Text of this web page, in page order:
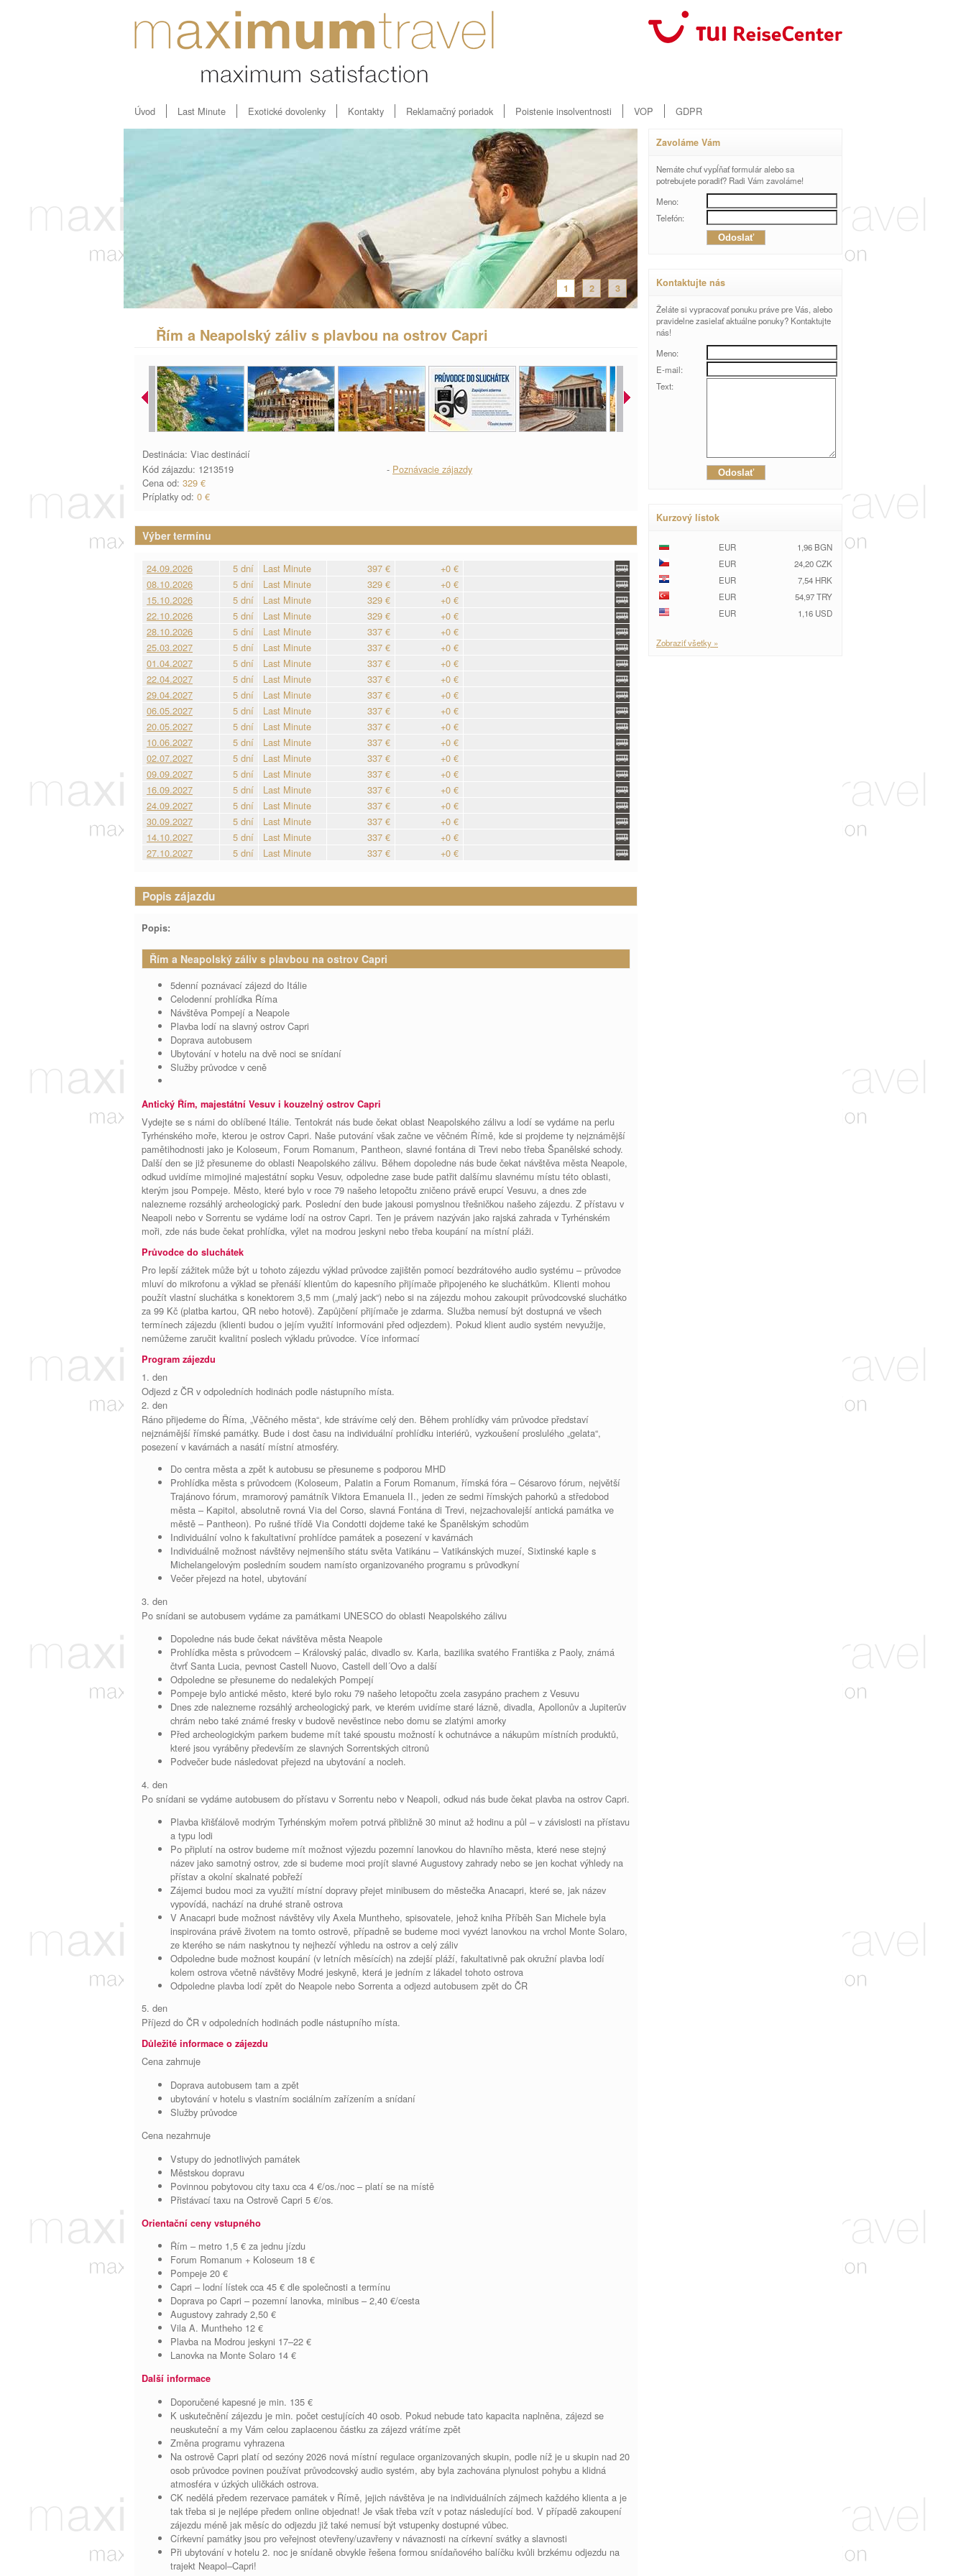
Úvod Last Minute Exotické dovolenky Kontakty Reklamačný poriadok Poistenie insolventnosti VOP GDPR
1 2 3
Řím a Neapolský záliv s plavbou na ostrov Capri
Destinácia: Viac destinácií
Kód zájazdu: 1213519
Cena od: 329 €
Príplatky od: 0 €
- Poznávacie zájazdy
Výber termínu
24.09.2026 5 dní Last Minute 397 €
+0 €
08.10.2026
5 dní Last Minute 329 €
+0 €
15.10.2026
5 dní Last Minute 329 €
+0 €
22.10.2026
5 dní Last Minute 329 €
+0 €
28.10.2026
5 dní Last Minute 337 €
+0 €
25.03.2027
5 dní Last Minute 337 €
+0 €
01.04.2027
5 dní Last Minute 337 €
+0 €
22.04.2027
5 dní Last Minute 337 €
+0 €
29.04.2027
5 dní Last Minute 337 €
+0 €
06.05.2027
5 dní Last Minute 337 €
+0 €
20.05.2027
5 dní Last Minute 337 €
+0 €
10.06.2027
5 dní Last Minute 337 €
+0 €
02.07.2027
5 dní Last Minute 337 €
+0 €
09.09.2027
5 dní Last Minute 337 €
+0 €
16.09.2027
5 dní Last Minute 337 €
+0 €
24.09.2027
5 dní Last Minute 337 €
+0 €
30.09.2027
5 dní Last Minute 337 €
+0 €
14.10.2027
5 dní Last Minute 337 €
+0 €
27.10.2027
5 dní Last Minute 337 € +0 €
Popis zájazdu
Popis:
Řím a Neapolský záliv s plavbou na ostrov Capri
5denní poznávací zájezd do Itálie
Celodenní prohlídka Říma
Návštěva Pompejí a Neapole
Plavba lodí na slavný ostrov Capri
Doprava autobusem
Ubytování v hotelu na dvě noci se snídaní
Služby průvodce v ceně
Antický Řím, majestátní Vesuv i kouzelný ostrov Capri
Vydejte se s námi do oblíbené Itálie. Tentokrát nás bude čekat oblast Neapolského zálivu a lodí se vydáme na perlu
Tyrhénského moře, kterou je ostrov Capri. Naše putování však začne ve věčném Římě, kde si projdeme ty nejznámější
pamětihodnosti jako je Koloseum, Forum Romanum, Pantheon, slavné fontána di Trevi nebo třeba Španělské schody.
Další den se již přesuneme do oblasti Neapolského zálivu. Během dopoledne nás bude čekat návštěva města Neapole,
odkud uvidíme mimojiné majestátní sopku Vesuv, odpoledne zase bude patřit dalšímu slavnému místu této oblasti,
kterým jsou Pompeje. Město, které bylo v roce 79 našeho letopočtu zničeno právě erupcí Vesuvu, a dnes zde
nalezneme rozsáhlý archeologický park. Poslední den bude jakousi pomyslnou třešničkou našeho zájezdu. Z přístavu v
Neapoli nebo v Sorrentu se vydáme lodí na ostrov Capri. Ten je právem nazýván jako rajská zahrada v Tyrhénském
moři, zde nás bude čekat prohlídka, výlet na modrou jeskyni nebo třeba koupání na místní pláži.
Průvodce do sluchátek
Pro lepší zážitek může být u tohoto zájezdu výklad průvodce zajištěn pomocí bezdrátového audio systému – průvodce
mluví do mikrofonu a výklad se přenáší klientům do kapesního přijímače připojeného ke sluchátkům. Klienti mohou
použít vlastní sluchátka s konektorem 3,5 mm („malý jack“) nebo si na zájezdu mohou zakoupit průvodcovské sluchátko
za 99 Kč (platba kartou, QR nebo hotově). Zapůjčení přijímače je zdarma. Služba nemusí být dostupná ve všech
termínech zájezdu (klienti budou o jejím využití informováni před odjezdem). Pokud klient audio systém nevyužije,
nemůžeme zaručit kvalitní poslech výkladu průvodce. Více informací
Program zájezdu
1. den
Odjezd z ČR v odpoledních hodinách podle nástupního místa.
2. den
Ráno přijedeme do Říma, „Věčného města“, kde strávíme celý den. Během prohlídky vám průvodce představí
nejznámější římské památky. Bude i dost času na individuální prohlídku interiérů, vyzkoušení proslulého „gelata“,
posezení v kavárnách a nasátí místní atmosféry.
Do centra města a zpět k autobusu se přesuneme s podporou MHD
Prohlídka města s průvodcem (Koloseum, Palatin a Forum Romanum, římská fóra – Césarovo fórum, největší
Trajánovo fórum, mramorový památník Viktora Emanuela II., jeden ze sedmi římských pahorků a středobod
města – Kapitol, absolutně rovná Via del Corso, slavná Fontána di Trevi, nejzachovalejší antická památka ve
městě – Pantheon). Po rušné třídě Via Condotti dojdeme také ke Španělským schodům
Individuální volno k fakultativní prohlídce památek a posezení v kavárnách
Individuálně možnost návštěvy nejmenšího státu světa Vatikánu – Vatikánských muzeí, Sixtinské kaple s
Michelangelovým posledním soudem namísto organizovaného programu s průvodkyní
Večer přejezd na hotel, ubytování
3. den
Po snídani se autobusem vydáme za památkami UNESCO do oblasti Neapolského zálivu
Dopoledne nás bude čekat návštěva města Neapole
Prohlídka města s průvodcem – Královský palác, divadlo sv. Karla, bazilika svatého Františka z Paoly, známá
čtvrť Santa Lucia, pevnost Castell Nuovo, Castell dell´Ovo a další
Odpoledne se přesuneme do nedalekých Pompejí
Pompeje bylo antické město, které bylo roku 79 našeho letopočtu zcela zasypáno prachem z Vesuvu
Dnes zde nalezneme rozsáhlý archeologický park, ve kterém uvidíme staré lázně, divadla, Apollonův a Jupiterův
chrám nebo také známé fresky v budově nevěstince nebo domu se zlatými amorky
Před archeologickým parkem budeme mít také spoustu možností k ochutnávce a nákupům místních produktů,
které jsou vyráběny především ze slavných Sorrentských citronů
Podvečer bude následovat přejezd na ubytování a nocleh.
4. den
Po snídani se vydáme autobusem do přístavu v Sorrentu nebo v Neapoli, odkud nás bude čekat plavba na ostrov Capri.
Plavba křišťálově modrým Tyrhénským mořem potrvá přibližně 30 minut až hodinu a půl – v závislosti na přístavu
a typu lodi
Po připlutí na ostrov budeme mít možnost výjezdu pozemní lanovkou do hlavního města, které nese stejný
název jako samotný ostrov, zde si budeme moci projít slavné Augustovy zahrady nebo se jen kochat výhledy na
přístav a okolní skalnaté pobřeží
Zájemci budou moci za využití místní dopravy přejet minibusem do městečka Anacapri, které se, jak název
vypovídá, nachází na druhé straně ostrova
V Anacapri bude možnost návštěvy vily Axela Muntheho, spisovatele, jehož kniha Příběh San Michele byla
inspirována právě životem na tomto ostrově, případně se budeme moci vyvézt lanovkou na vrchol Monte Solaro,
ze kterého se nám naskytnou ty nejhezčí výhledu na ostrov a celý záliv
Odpoledne bude možnost koupání (v letních měsících) na zdejší pláží, fakultativně pak okružní plavba lodí
kolem ostrova včetně návštěvy Modré jeskyně, která je jedním z lákadel tohoto ostrova
Odpoledne plavba lodí zpět do Neapole nebo Sorrenta a odjezd autobusem zpět do ČR
5. den
Příjezd do ČR v odpoledních hodinách podle nástupního místa.
Důležité informace o zájezdu
Cena zahrnuje
Doprava autobusem tam a zpět
ubytování v hotelu s vlastním sociálním zařízením a snídaní
Služby průvodce
Cena nezahrnuje
Vstupy do jednotlivých památek
Městskou dopravu
Povinnou pobytovou city taxu cca 4 €/os./noc – platí se na místě
Přistávací taxu na Ostrově Capri 5 €/os.
Orientační ceny vstupného
Řím – metro 1,5 € za jednu jízdu
Forum Romanum + Koloseum 18 €
Pompeje 20 €
Capri – lodní lístek cca 45 € dle společnosti a termínu
Doprava po Capri – pozemní lanovka, minibus – 2,40 €/cesta
Augustovy zahrady 2,50 €
Vila A. Muntheho 12 €
Plavba na Modrou jeskyni 17–22 €
Lanovka na Monte Solaro 14 €
Další informace
Doporučené kapesné je min. 135 €
K uskutečnění zájezdu je min. počet cestujících 40 osob. Pokud nebude tato kapacita naplněna, zájezd se
neuskuteční a my Vám celou zaplacenou částku za zájezd vrátíme zpět
Změna programu vyhrazena
Na ostrově Capri platí od sezóny 2026 nová místní regulace organizovaných skupin, podle níž je u skupin nad 20
osob průvodce povinen používat průvodcovský audio systém, aby byla zachována plynulost pohybu a klidná
atmosféra v úzkých uličkách ostrova.
CK nedělá předem rezervace památek v Římě, jejich návštěva je na individuálních zájmech každého klienta a je
tak třeba si je nejlépe předem online objednat! Je však třeba vzít v potaz následující bod. V případě zakoupení
zájezdu méně jak měsíc do odjezdu již také nemusí být vstupenky dostupné vůbec.
Církevní památky jsou pro veřejnost otevřeny/uzavřeny v návaznosti na církevní svátky a slavnosti
Při ubytování v hotelu 2. noc je snídaně obvykle řešena formou snídaňového balíčku kvůli brzkému odjezdu na
trajekt Neapol–Capri!
Zavoláme Vám
Nemáte chuť vypĺňať formulár alebo sa
potrebujete poradiť? Radi Vám zavoláme!
Meno:
Telefón:
Kontaktujte nás
Želáte si vypracovať ponuku práve pre Vás, alebo
pravidelne zasielať aktuálne ponuky? Kontaktujte
nás!
Meno:
E-mail:
Text:
Kurzový lístok
EUR
1,96 BGN
EUR
24,20 CZK
EUR
7,54 HRK
EUR
54,97 TRY
EUR
1,16 USD
Zobraziť všetky »